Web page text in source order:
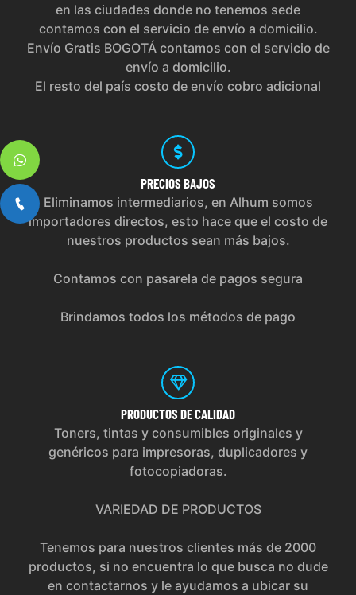
en las ciudades donde no tenemos sede
contamos con el servicio de envío a domicilio.
Envío Gratis BOGOTÁ contamos con el servicio de
envío a domicilio.
El resto del país costo de envío cobro adicional
PRECIOS BAJOS
Eliminamos intermediarios, en Alhum somos
importadores directos, esto hace que el costo de
nuestros productos sean más bajos.
Contamos con pasarela de pagos segura
Brindamos todos los métodos de pago
PRODUCTOS DE CALIDAD
Toners, tintas y consumibles originales y
genéricos para impresoras, duplicadores y
fotocopiadoras.
VARIEDAD DE PRODUCTOS
Tenemos para nuestros clientes más de 2000
productos, si no encuentra lo que busca no dude
en contactarnos y le ayudamos a ubicar su